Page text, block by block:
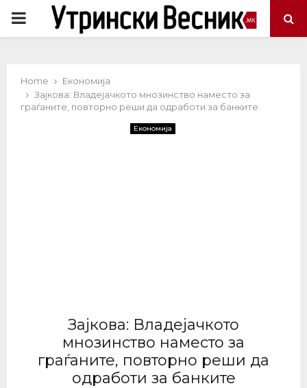
PRIMARY
Home
Економија
Зајкова: Владејачкото мнозинство наместо за
граѓаните, повторно реши да одработи за банките
Економија
Зајкова: Владејачкото
мнозинство наместо за
граѓаните, повторно реши да
одработи за банките